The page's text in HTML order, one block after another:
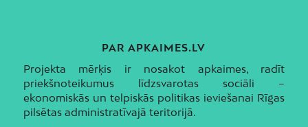
PAR APKAIMES.LV
Projekta mērķis ir nosakot apkaimes, radīt
priekšnoteikumus līdzsvarotas sociāli –
ekonomiskās un telpiskās politikas ieviešanai Rīgas
pilsētas administratīvajā teritorijā.